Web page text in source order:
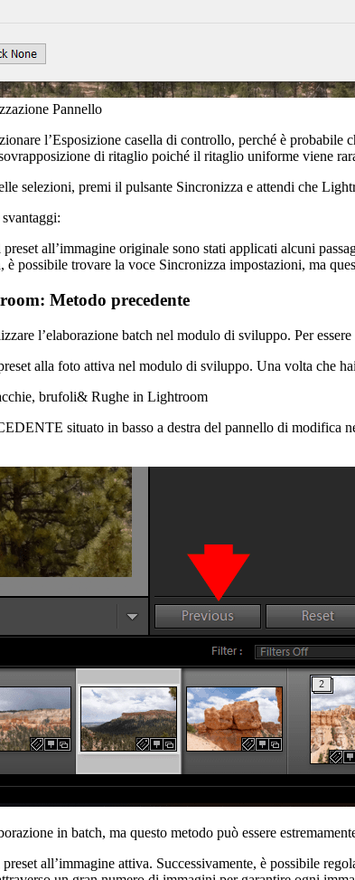
Pannello
l’Esposizione casella di controllo, perché è
di ritaglio poiché il ritaglio uniforme viene
selezioni, premi il pulsante Sincronizza e attendi che
all’immagine originale sono stati applicati alcuni
possibile trovare la voce Sincronizza impostazioni, ma
Metodo precedente
l’elaborazione batch nel modulo di sviluppo. Per
alla foto attiva nel modulo di sviluppo. Una volta che
brufoli& Rughe in Lightroom
situato in basso a destra del pannello di modifica
in batch, ma questo metodo può essere
all’immagine attiva. Successivamente, è possibile